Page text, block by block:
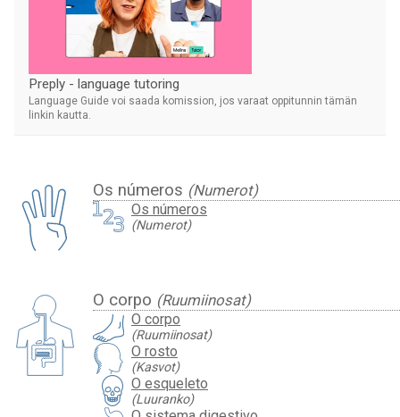
Os números (Numerot)
Os números
(Numerot)
O corpo (Ruumiinosat)
O corpo
(Ruumiinosat)
O rosto
(Kasvot)
O esqueleto
(Luuranko)
Preply - language tutoring
Language Guide voi saada komission, jos varaat oppitunnin tämän
linkin kautta.